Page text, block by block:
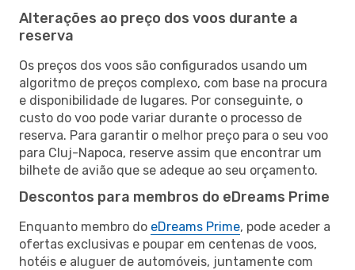
Alterações ao preço dos voos durante a
reserva
Os preços dos voos são configurados usando um
algoritmo de preços complexo, com base na procura
e disponibilidade de lugares. Por conseguinte, o
custo do voo pode variar durante o processo de
reserva. Para garantir o melhor preço para o seu voo
para Cluj-Napoca, reserve assim que encontrar um
bilhete de avião que se adeque ao seu orçamento.
Descontos para membros do eDreams Prime
Enquanto membro do eDreams Prime, pode aceder a
ofertas exclusivas e poupar em centenas de voos,
hotéis e aluguer de automóveis, juntamente com